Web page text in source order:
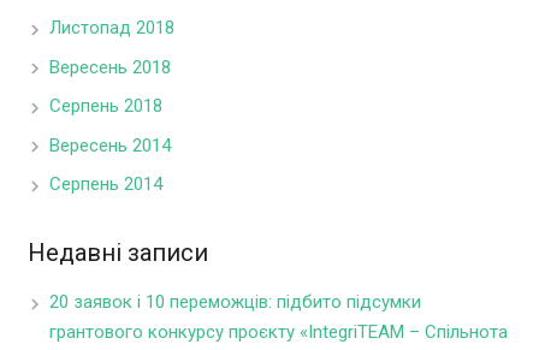
Листопад 2018
Вересень 2018
Серпень 2018
Вересень 2014
Серпень 2014
Недавні записи
20 заявок і 10 переможців: підбито підсумки
грантового конкурсу проєкту «IntegriTEAM – Спільнота